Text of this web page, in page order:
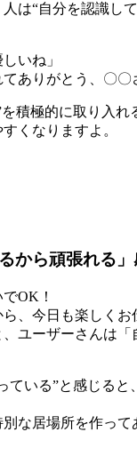
は“自分を認識し
いね」
てありがとう、〇〇
積極的に取り入れ
くなりますよ。
から頑張れる」
OK！
ら、今日も楽しく
ユーザーさんは「
ている”と感じると
な居場所を作って